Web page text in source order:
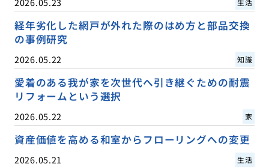
生活
経年劣化した網戸が外れた際のはめ方と部品交換
の事例研究
2026.05.22 知識
愛着のある我が家を次世代へ引き継ぐための耐震
リフォームという選択
2026.05.22 家
資産価値を高める和室からフローリングへの変更
2026.05.21 生活